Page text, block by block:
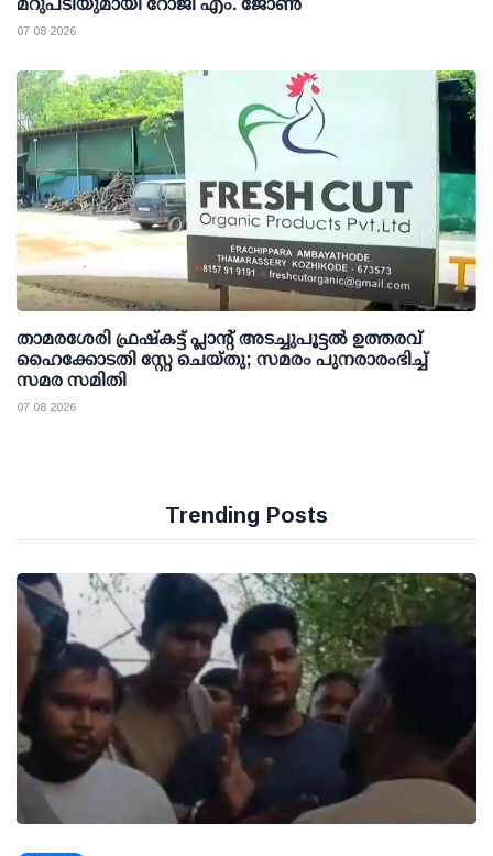
07 08 2026
താമരശേരി ഫ്രഷ്കട്ട് പ്ലാന്റ് അടച്ചുപൂട്ടൽ ഉത്തരവ്
ഹൈക്കോടതി സ്റ്റേ ചെയ്തു; സമരം പുനരാരംഭിച്ച്
സമര സമിതി
07 08 2026
Trending Posts